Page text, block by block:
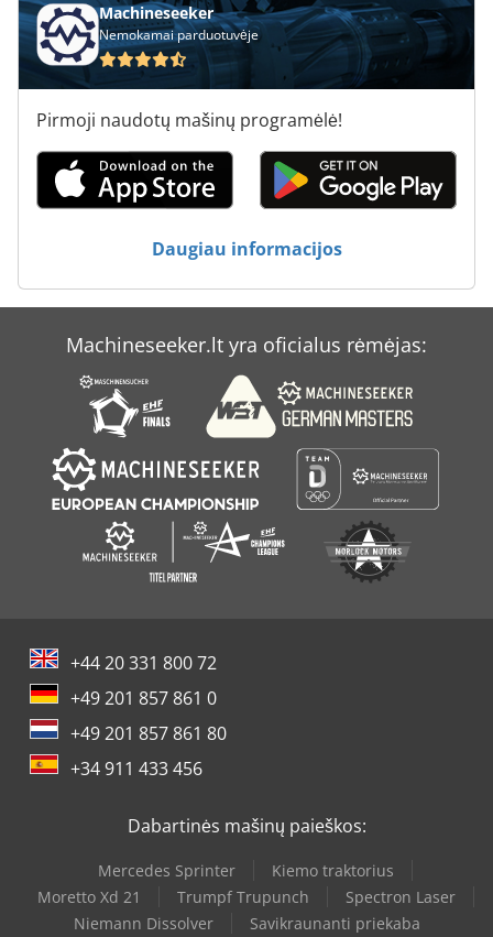
Machineseeker
Nemokamai parduotuvėje
Pirmoji naudotų mašinų programėlė!
Daugiau informacijos
Machineseeker.lt yra oficialus rėmėjas:
+44 20 331 800 72
+49 201 857 861 0
+49 201 857 861 80
+34 911 433 456
Dabartinės mašinų paieškos:
Mercedes Sprinter
Kiemo traktorius
Moretto Xd 21
Trumpf Trupunch
Spectron Laser
Niemann Dissolver
Savikraunanti priekaba